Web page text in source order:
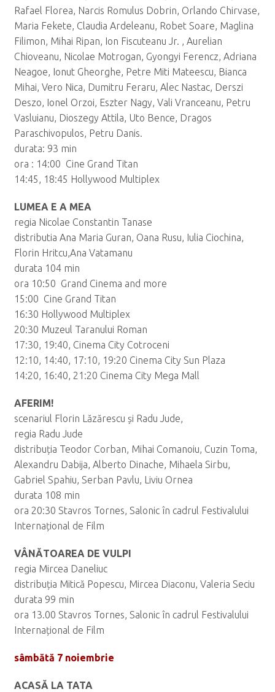
Rafael Florea, Narcis Romulus Dobrin, Orlando Chirvase,
Maria Fekete, Claudia Ardeleanu, Robet Soare, Maglina
Filimon, Mihai Ripan, Ion Fiscuteanu Jr. , Aurelian
Chioveanu, Nicolae Motrogan, Gyongyi Ferencz, Adriana
Neagoe, Ionut Gheorghe, Petre Miti Mateescu, Bianca
Mihai, Vero Nica, Dumitru Feraru, Alec Nastac, Derszi
Deszo, Ionel Orzoi, Eszter Nagy, Vali Vranceanu, Petru
Vasluianu, Dioszegy Attila, Uto Bence, Dragos
Paraschivopulos, Petru Danis.
durata: 93 min
ora : 14:00 Cine Grand Titan
14:45, 18:45 Hollywood Multiplex
LUMEA E A MEA
regia Nicolae Constantin Tanase
distributia Ana Maria Guran, Oana Rusu, Iulia Ciochina,
Florin Hritcu,Ana Vatamanu
durata 104 min
ora 10:50 Grand Cinema and more
15:00 Cine Grand Titan
16:30 Hollywood Multiplex
20:30 Muzeul Taranului Roman
17:30, 19:40, Cinema City Cotroceni
12:10, 14:40, 17:10, 19:20 Cinema City Sun Plaza
14:20, 16:40, 21:20 Cinema City Mega Mall
AFERIM!
scenariul Florin Lăzărescu și Radu Jude,
regia Radu Jude
distribuția Teodor Corban, Mihai Comanoiu, Cuzin Toma,
Alexandru Dabija, Alberto Dinache, Mihaela Sirbu,
Gabriel Spahiu, Serban Pavlu, Liviu Ornea
durata 108 min
ora 20:30 Stavros Tornes, Salonic în cadrul Festivalului
Internațional de Film
VÂNĂTOAREA DE VULPI
regia Mircea Daneliuc
distribuția Mitică Popescu, Mircea Diaconu, Valeria Seciu
durata 99 min
ora 13.00 Stavros Tornes, Salonic în cadrul Festivalului
Internațional de Film
sâmbătă 7 noiembrie
ACASĂ LA TATA